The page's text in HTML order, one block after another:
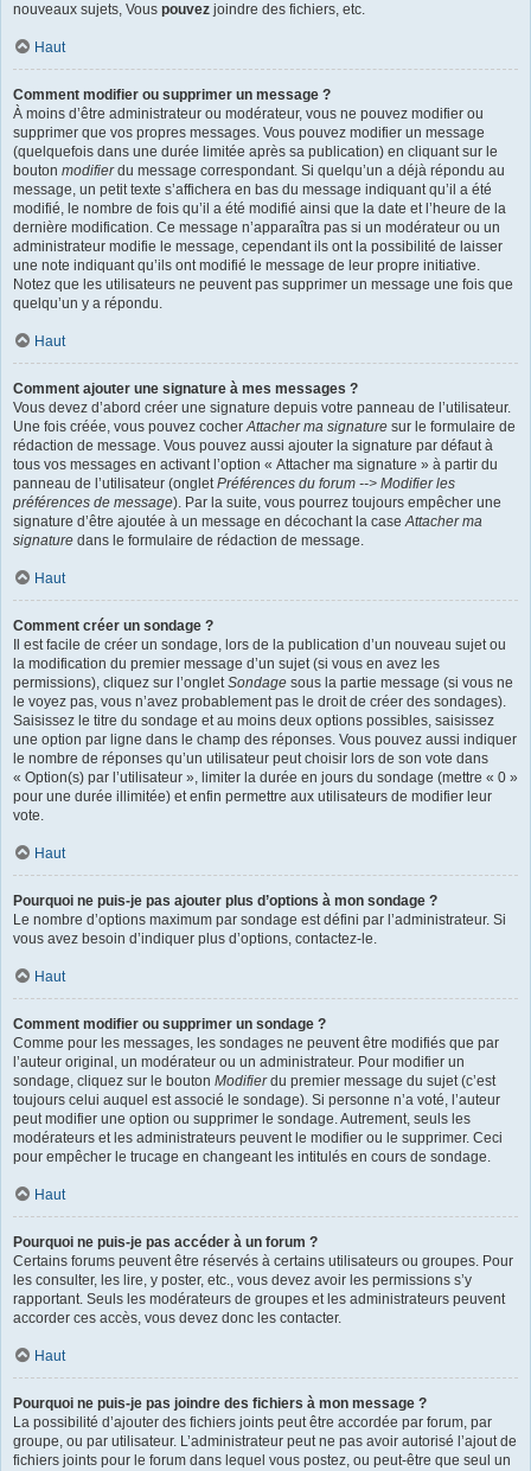
nouveaux sujets, Vous pouvez joindre des fichiers, etc.
Haut
Comment modifier ou supprimer un message ?
À moins d’être administrateur ou modérateur, vous ne pouvez modifier ou
supprimer que vos propres messages. Vous pouvez modifier un message
(quelquefois dans une durée limitée après sa publication) en cliquant sur le
bouton modifierdu message correspondant. Si quelqu’un a déjà répondu au
message, un petit texte s’affichera en bas du message indiquant qu’il a été
modifié, le nombre de fois qu’il a été modifié ainsi que la date et l’heure de la
dernière modification. Ce message n’apparaîtra pas si un modérateur ou un
administrateur modifie le message, cependant ils ont la possibilité de laisser
une note indiquant qu’ils ont modifié le message de leur propre initiative.
Notez que les utilisateurs ne peuvent pas supprimer un message une fois que
quelqu’un y a répondu.
Haut
Comment ajouter une signature à mes messages ?
Vous devez d’abord créer une signature depuis votre panneau de l’utilisateur.
Une fois créée, vous pouvez cocherAttacher ma signature sur le formulaire de
rédaction de message. Vous pouvez aussi ajouter la signature par défaut à
tous vos messages en activant l’option « Attacher ma signature » à partir du
panneau de l’utilisateur (ongletPréférences du forum --> Modifier les
préférences de message). Par la suite, vous pourrez toujours empêcher une
signature d’être ajoutée à un message en décochant la caseAttacher ma
signature dans le formulaire de rédaction de message.
Haut
Comment créer un sondage ?
Il est facile de créer un sondage, lors de la publication d’un nouveau sujet ou
la modification du premier message d’un sujet (si vous en avez les
permissions), cliquez sur l’ongletSondage sous la partie message (si vous ne
le voyez pas, vous n’avez probablement pas le droit de créer des sondages).
Saisissez le titre du sondage et au moins deux options possibles, saisissez
une option par ligne dans le champ des réponses. Vous pouvez aussi indiquer
le nombre de réponses qu’un utilisateur peut choisir lors de son vote dans
« Option(s) par l’utilisateur », limiter la durée en jours du sondage (mettre « 0 »
pour une durée illimitée) et enfin permettre aux utilisateurs de modifier leur
vote.
Haut
Pourquoi ne puis-je pas ajouter plus d’options à mon sondage ?
Le nombre d’options maximum par sondage est défini par l’administrateur. Si
vous avez besoin d’indiquer plus d’options, contactez-le.
Haut
Comment modifier ou supprimer un sondage ?
Comme pour les messages, les sondages ne peuvent être modifiés que par
l’auteur original, un modérateur ou un administrateur. Pour modifier un
sondage, cliquez sur le bouton Modifierdu premier message du sujet (c’est
toujours celui auquel est associé le sondage). Si personne n’a voté, l’auteur
peut modifier une option ou supprimer le sondage. Autrement, seuls les
modérateurs et les administrateurs peuvent le modifier ou le supprimer. Ceci
pour empêcher le trucage en changeant les intitulés en cours de sondage.
Haut
Pourquoi ne puis-je pas accéder à un forum ?
Certains forums peuvent être réservés à certains utilisateurs ou groupes. Pour
les consulter, les lire, y poster, etc., vous devez avoir les permissions s’y
rapportant. Seuls les modérateurs de groupes et les administrateurs peuvent
accorder ces accès, vous devez donc les contacter.
Haut
Pourquoi ne puis-je pas joindre des fichiers à mon message ?
La possibilité d’ajouter des fichiers joints peut être accordée par forum, par
groupe, ou par utilisateur. L’administrateur peut ne pas avoir autorisé l’ajout de
fichiers joints pour le forum dans lequel vous postez, ou peut-être que seul un